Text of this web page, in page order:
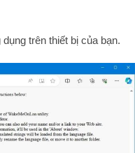
trên thiết bị của bạn.